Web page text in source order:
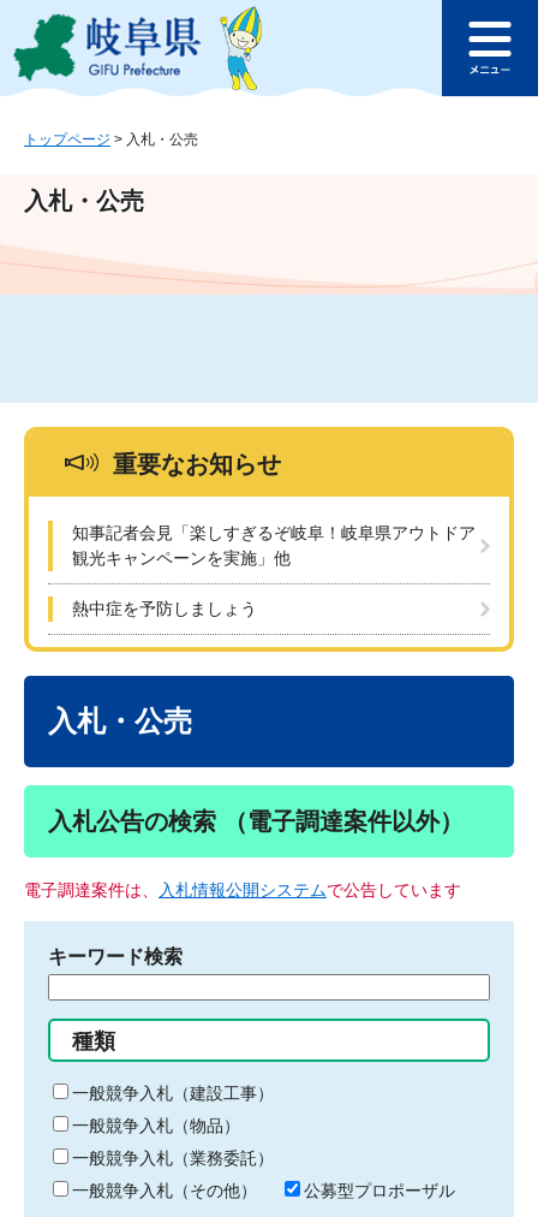
ジ
ュ
文
このページの本文へ
ュ
トップページ > 入札・公売
入札・公売
重要なお知らせ
知事記者会見「楽しすぎるぞ岐阜！岐阜県アウトドア
観光キャンペーンを実施」他
熱中症を予防しましょう
入札・公売
入札公告の検索 （電子調達案件以外）
電子調達案件は、 入札情報公開システムで公告しています
キーワード検索
る
キ
ー
ワ
ー
ド
種類
一般競争入札（建設工事）
一般競争入札（物品）
一般競争入札（業務委託）
一般競争入札（その他）
公募型プロポーザル